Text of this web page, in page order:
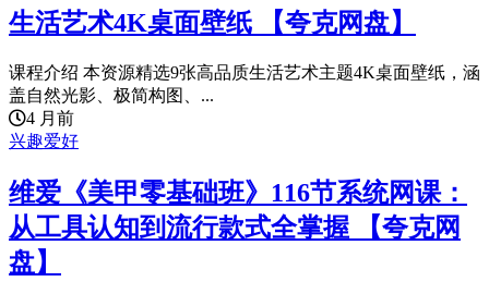
生活艺术4K桌面壁纸 【夸克网盘】
课程介绍 本资源精选9张高品质生活艺术主题4K桌面壁纸，涵
盖自然光影、极简构图、...
4 月前
兴趣爱好
维爱《美甲零基础班》116节系统网课：
从工具认知到流行款式全掌握 【夸克网
盘】